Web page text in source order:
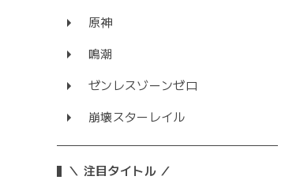
原神
鳴潮
ゼンレスゾーンゼロ
崩壊スターレイル
＼ 注目タイトル ／